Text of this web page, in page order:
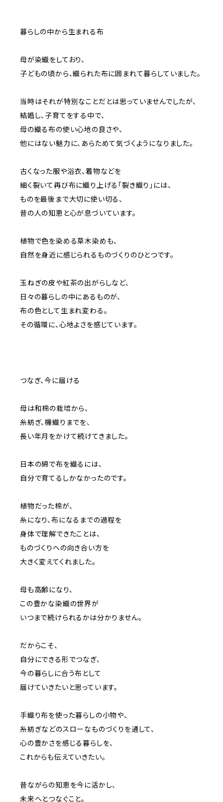
暮らしの中から生まれる布
母が染織をしており、
子どもの頃から、織られた布に囲まれて暮らしていました。
当時はそれが特別なことだとは思っていませんでしたが、
結婚し、子育てをする中で、
母の織る布の使い心地の良さや、
他にはない魅力に、あらためて気づくようになりました。
古くなった服や浴衣、着物などを
細く裂いて再び布に織り上げる「裂き織り」には、
ものを最後まで大切に使い切る、
昔の人の知恵と心が息づいています。
植物で色を染める草木染めも、
自然を身近に感じられるものづくりのひとつです。
玉ねぎの皮や紅茶の出がらしなど、
日々の暮らしの中にあるものが、
布の色として生まれ変わる。
その循環に、心地よさを感じています。
つなぎ、今に届ける
母は和棉の栽培から、
糸紡ぎ、機織りまでを、
長い年月をかけて続けてきました。
日本の綿で布を織るには、
自分で育てるしかなかったのです。
植物だった棉が、
糸になり、布になるまでの過程を
身体で理解できたことは、
ものづくりへの向き合い方を
大きく変えてくれました。
母も高齢になり、
この豊かな染織の世界が
いつまで続けられるかは分かりません。
だからこそ、
自分にできる形でつなぎ、
今の暮らしに合う布として
届けていきたいと思っています。
手織り布を使った暮らしの小物や、
糸紡ぎなどのスローなものづくりを通して、
心の豊かさを感じる暮らしを、
これからも伝えていきたい。
昔ながらの知恵を今に活かし、
未来へとつなぐこと。